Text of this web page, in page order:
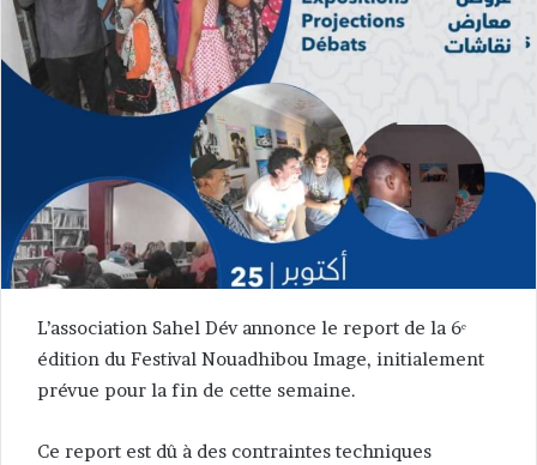
L’association Sahel Dév annonce le report de la 6ᵉ
édition du Festival Nouadhibou Image, initialement
prévue pour la fin de cette semaine.
Ce report est dû à des contraintes techniques